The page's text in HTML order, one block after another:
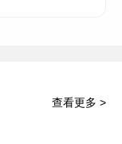
查看更多 >